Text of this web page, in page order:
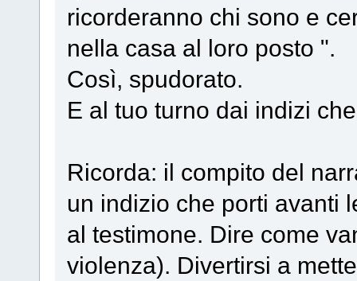
ricorderanno chi sono e
nella casa al loro posto ".
Così, spudorato.
E al tuo turno dai indizi
Ricorda: il compito del
un indizio che porti avanti
al testimone. Dire come
violenza). Divertirsi a